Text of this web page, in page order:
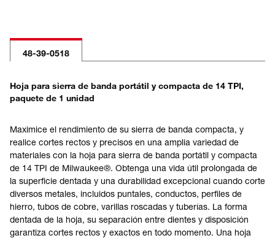
48-39-0518
Hoja para sierra de banda portátil y compacta de 14 TPI,
paquete de 1 unidad
Maximice el rendimiento de su sierra de banda compacta, y
realice cortes rectos y precisos en una amplia variedad de
materiales con la hoja para sierra de banda portátil y compacta
de 14 TPI de Milwaukee®. Obtenga una vida útil prolongada de
la superficie dentada y una durabilidad excepcional cuando corte
diversos metales, incluidos puntales, conductos, perfiles de
hierro, tubos de cobre, varillas roscadas y tuberías. La forma
dentada de la hoja, su separación entre dientes y disposición
garantiza cortes rectos y exactos en todo momento. Una hoja